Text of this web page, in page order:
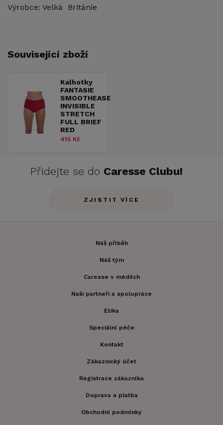
Výrobce: Velká Británie
Související zboží
Kalhotky
FANTASIE
SMOOTHEASE
INVISIBLE
STRETCH
FULL BRIEF
RED
415 Kč
Přidejte se do Caresse Clubu!
ZJISTIT VÍCE
Náš příběh
Náš tým
Caresse v médiích
Naši partneři a spolupráce
Etika
Speciální péče
Kontakt
Zákaznický účet
Registrace zákazníka
Doprava a platba
Obchodní podmínky